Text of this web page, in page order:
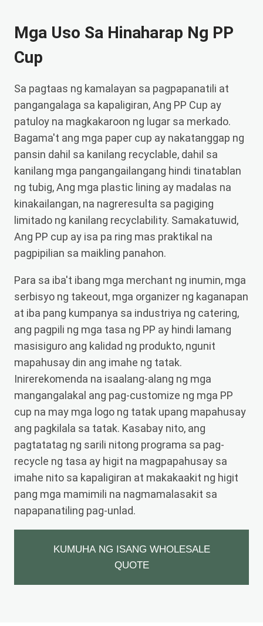
Mga Uso Sa Hinaharap Ng PP
Cup
Sa pagtaas ng kamalayan sa pagpapanatili at
pangangalaga sa kapaligiran, Ang PP Cup ay
patuloy na magkakaroon ng lugar sa merkado.
Bagama't ang mga paper cup ay nakatanggap ng
pansin dahil sa kanilang recyclable, dahil sa
kanilang mga pangangailangang hindi tinatablan
ng tubig, Ang mga plastic lining ay madalas na
kinakailangan, na nagreresulta sa pagiging
limitado ng kanilang recyclability. Samakatuwid,
Ang PP cup ay isa pa ring mas praktikal na
pagpipilian sa maikling panahon.
Para sa iba't ibang mga merchant ng inumin, mga
serbisyo ng takeout, mga organizer ng kaganapan
at iba pang kumpanya sa industriya ng catering,
ang pagpili ng mga tasa ng PP ay hindi lamang
masisiguro ang kalidad ng produkto, ngunit
mapahusay din ang imahe ng tatak.
Inirerekomenda na isaalang-alang ng mga
mangangalakal ang pag-customize ng mga PP
cup na may mga logo ng tatak upang mapahusay
ang pagkilala sa tatak. Kasabay nito, ang
pagtatatag ng sarili nitong programa sa pag-
recycle ng tasa ay higit na magpapahusay sa
imahe nito sa kapaligiran at makakaakit ng higit
pang mga mamimili na nagmamalasakit sa
napapanatiling pag-unlad.
KUMUHA NG ISANG WHOLESALE
QUOTE